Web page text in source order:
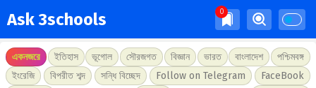
Ask 3schools
একনজরে ইতিহাস ভূগোল সৌরজগত বিজ্ঞান ভারত বাংলাদেশ
পশ্চিমবঙ্গ
ইংরেজি
বিপরীত শব্দ সন্ধি বিচ্ছেদ Follow on Telegram
FaceBook